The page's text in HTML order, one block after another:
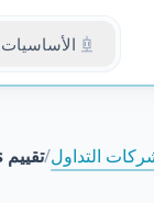
الأساسيات
التداول/تقييم Interactive Brokers: هل هو وسيط موثوق أم نصب؟